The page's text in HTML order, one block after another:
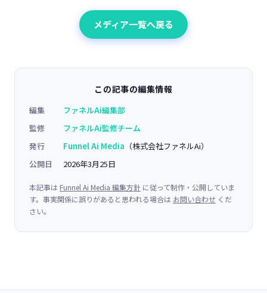
メディア一覧へ戻る
この記事の編集情報
編集
ファネルAi編集部
監修
ファネルAi監修チーム
発行
Funnel Ai Media （株式会社ファネルAi）
公開日
2026年3月25日
本記事は Funnel Ai Media 編集方針 に従って制作・公開していま
す。事実関係に誤りがあると思われる場合は お問い合わせ くだ
さい。